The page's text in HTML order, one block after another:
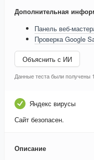
Дополнительная
Панель веб-
Проверка Google
Объяснить с ИИ
Данные теста были получены
Яндекс вирусы
Сайт безопасен.
Описание